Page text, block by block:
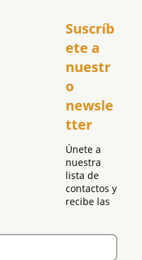
Suscríb
ete a
nuestr
o
newsle
tter
Únete a
nuestra
lista de
contactos y
recibe las